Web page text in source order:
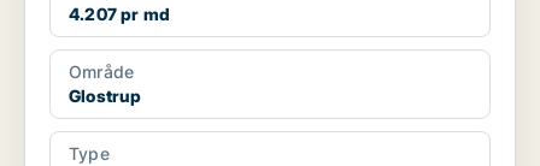
4.207 pr md
Område
Glostrup
Type